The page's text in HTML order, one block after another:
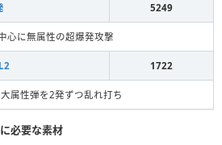
5249
心に無属性の超爆発攻撃
1722
属性弾を2発ずつ乱れ打ち
必要な素材